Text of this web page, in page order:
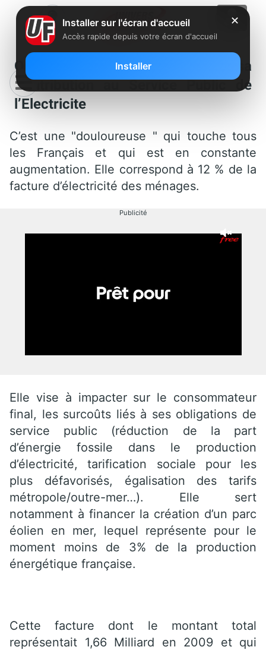
Orange ne veut pas payer sa
Contribution au Service Public de
l’Electricite
C’est une "douloureuse " qui touche tous
les Français et qui est en constante
augmentation. Elle correspond à 12 % de la
facture d’électricité des ménages.
Publicité
Elle vise à impacter sur le consommateur
final, les surcoûts liés à ses obligations de
service public (réduction de la part
d’énergie fossile dans le production
d’électricité, tarification sociale pour les
plus défavorisés, égalisation des tarifs
métropole/outre-mer…). Elle sert
notamment à financer la création d’un parc
éolien en mer, lequel représente pour le
moment moins de 3% de la production
énergétique française.
Cette facture dont le montant total
représentait 1,66 Milliard en 2009 et qui
✕
Installer sur l'écran d'accueil
Accès rapide depuis votre écran d'accueil
Installer